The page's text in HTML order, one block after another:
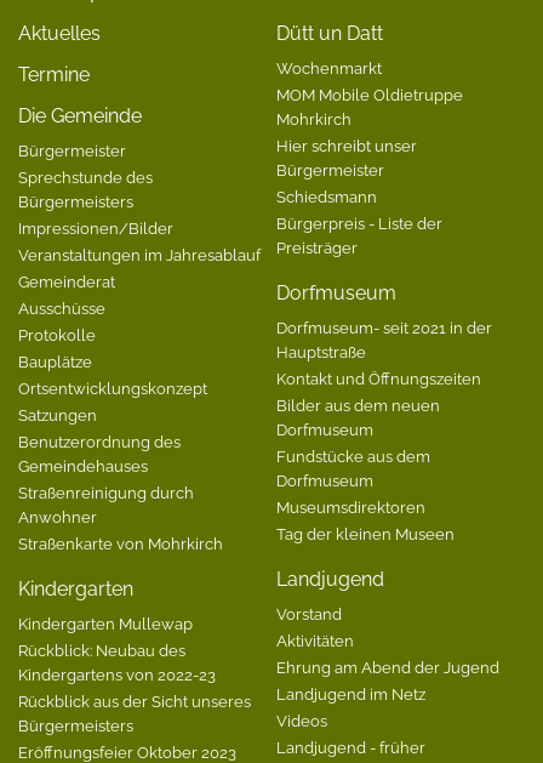
Aktuelles
Termine
Die Gemeinde
Bürgermeister
Sprechstunde des
Bürgermeisters
Impressionen/Bilder
Veranstaltungen im Jahresablauf
Gemeinderat
Ausschüsse
Protokolle
Bauplätze
Ortsentwicklungskonzept
Satzungen
Benutzerordnung des
Gemeindehauses
Straßenreinigung durch
Anwohner
Straßenkarte von Mohrkirch
Kindergarten
Kindergarten Mullewap
Rückblick: Neubau des
Kindergartens von 2022-23
Rückblick aus der Sicht unseres
Bürgermeisters
Eröffnungsfeier Oktober 2023
Dütt un Datt
Wochenmarkt
MOM Mobile Oldietruppe
Mohrkirch
Hier schreibt unser
Bürgermeister
Schiedsmann
Bürgerpreis - Liste der
Preisträger
Dorfmuseum
Dorfmuseum- seit 2021 in der
Hauptstraße
Kontakt und Öffnungszeiten
Bilder aus dem neuen
Dorfmuseum
Fundstücke aus dem
Dorfmuseum
Museumsdirektoren
Tag der kleinen Museen
Landjugend
Vorstand
Aktivitäten
Ehrung am Abend der Jugend
Landjugend im Netz
Videos
Landjugend - früher